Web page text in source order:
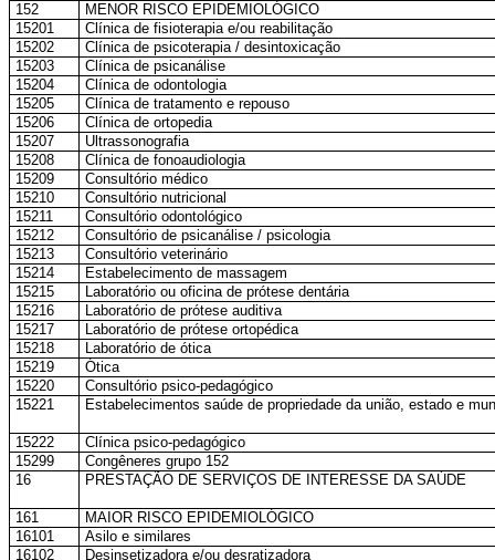
152
MENOR RISCO EPIDEMIOLÓGICO
15201
Clínica de fisioterapia e/ou reabilitação
15202
Clínica de psicoterapia / desintoxicação
15203
Clínica de psicanálise
15204
Clínica de odontologia
15205
Clínica de tratamento e repouso
15206
Clínica de ortopedia
15207
Ultrassonografia
15208
Clínica de fonoaudiologia
15209
Consultório médico
15210
Consultório nutricional
15211
Consultório odontológico
15212
Consultório de psicanálise / psicologia
15213
Consultório veterinário
15214
Estabelecimento de massagem
15215
Laboratório ou oficina de prótese dentária
15216
Laboratório de prótese auditiva
15217
Laboratório de prótese ortopédica
15218
Laboratório de ótica
15219
Ótica
15220
Consultório psico-pedagógico
15221
Estabelecimentos saúde de propriedade da união, estado e
15222
Clínica psico-pedagógico
15299
Congêneres grupo 152
16
PRESTAÇÃO DE SERVIÇOS DE INTERESSE DA SAÚDE
161
MAIOR RISCO EPIDEMIOLÓGICO
16101
Asilo e similares
16102
Desinsetizadora e/ou desratizadora